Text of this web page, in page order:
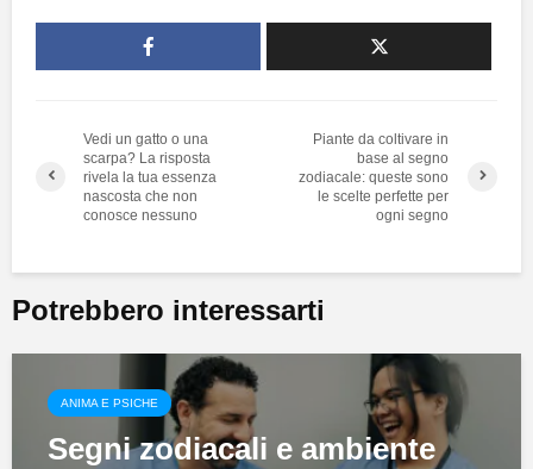
Vedi un gatto o una
scarpa? La risposta
rivela la tua essenza
nascosta che non
conosce nessuno
Piante da coltivare in
base al segno
zodiacale: queste sono
le scelte perfette per
ogni segno
Potrebbero interessarti
ANIMA E PSICHE
Segni zodiacali e ambiente